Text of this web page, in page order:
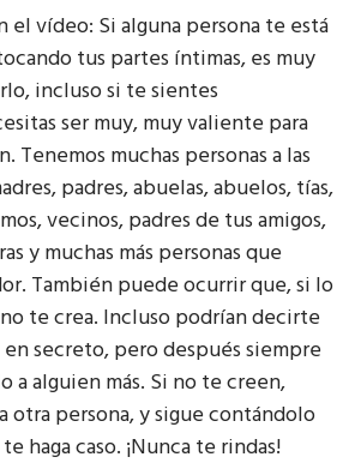
el vídeo: Si alguna persona te está
tus partes íntimas, es muy
incluso si te sientes
ser muy, muy valiente para
Tenemos muchas personas a las
padres, abuelas, abuelos, tías,
vecinos, padres de tus amigos,
y muchas más personas que
También puede ocurrir que, si lo
te crea. Incluso podrían decirte
secreto, pero después siempre
a alguien más. Si no te creen,
otra persona, y sigue contándolo
haga caso. ¡Nunca te rindas!